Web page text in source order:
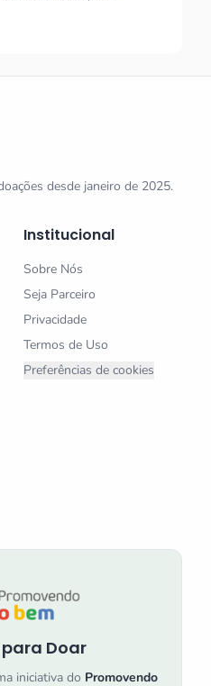
desde janeiro de 2025.
Institucional
Sobre Nós
Seja Parceiro
Privacidade
Termos de Uso
Preferências de cookies
Doar
iniciativa do Promovendo